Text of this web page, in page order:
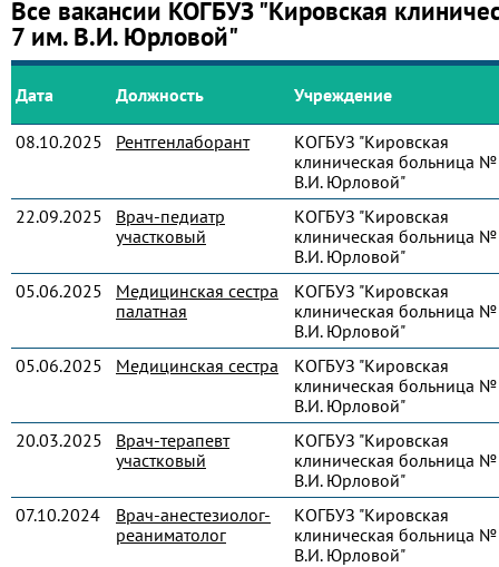
Все вакансии КОГБУЗ "Кировская
7 им. В.И. Юрловой"
Дата Должность Учреждение
08.10.2025 Рентгенлаборант
КОГБУЗ "Кировская
клиническая больница
В.И. Юрловой"
22.09.2025
Врач-педиатр
участковый
КОГБУЗ "Кировская
клиническая больница
В.И. Юрловой"
05.06.2025
Медицинская сестра
палатная
КОГБУЗ "Кировская
клиническая больница
В.И. Юрловой"
05.06.2025
Медицинская сестра
КОГБУЗ "Кировская
клиническая больница
В.И. Юрловой"
20.03.2025
Врач-терапевт
участковый
КОГБУЗ "Кировская
клиническая больница
В.И. Юрловой"
07.10.2024
Врач-анестезиолог-
реаниматолог
КОГБУЗ "Кировская
клиническая больница
В.И. Юрловой"